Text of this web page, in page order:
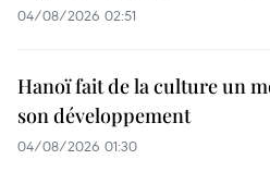
04/08/2026 02:51
Hanoï fait de la culture un
son développement
04/08/2026 01:30